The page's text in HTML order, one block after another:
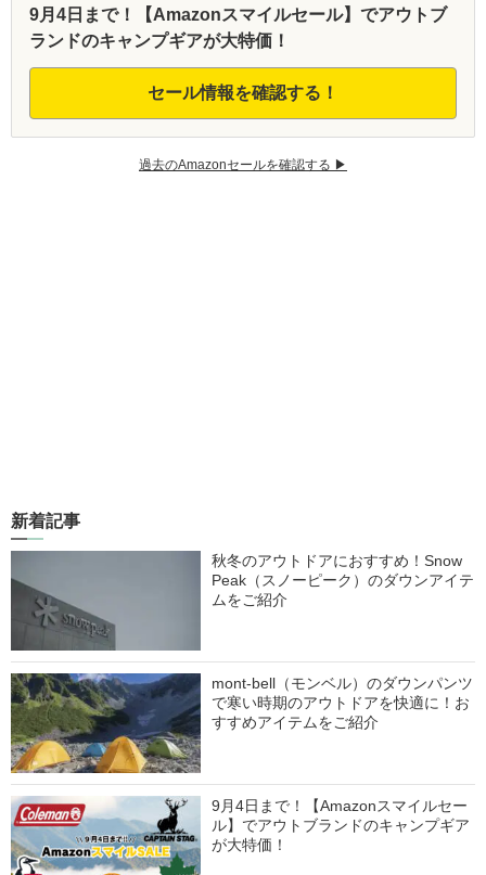
9月4日まで！【Amazonスマイルセール】でアウトブ
ランドのキャンプギアが大特価！
セール情報を確認する！
過去のAmazonセールを確認する ▶︎
新着記事
秋冬のアウトドアにおすすめ！Snow
Peak（スノーピーク）のダウンアイテ
ムをご紹介
mont-bell（モンベル）のダウンパンツ
で寒い時期のアウトドアを快適に！お
すすめアイテムをご紹介
9月4日まで！【Amazonスマイルセー
ル】でアウトブランドのキャンプギア
が大特価！